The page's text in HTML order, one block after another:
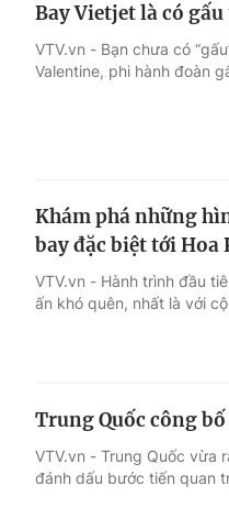
Bay Vietjet là có
VTV.vn - Bạn chưa có
Valentine, phi hành đoàn
Khám phá những
bay đặc biệt tới Hoa
VTV.vn - Hành trình đầu
ấn khó quên, nhất là với
Trung Quốc công
VTV.vn - Trung Quốc vừa
đánh dấu bước tiến quan